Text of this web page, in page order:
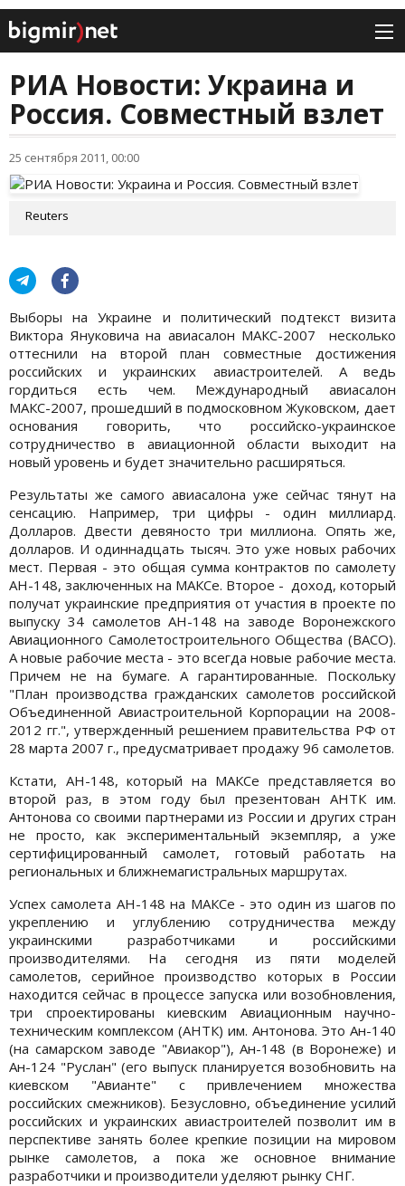
РИА Новости: Украина и
Россия. Совместный взлет
25 сентября 2011, 00:00
Reuters
Выборы на Украине и политический подтекст визита
Виктора Януковича на авиасалон МАКС-2007 несколько
оттеснили на второй план совместные достижения
российских и украинских авиастроителей. А ведь
гордиться есть чем. Международный авиасалон
МАКС-2007, прошедший в подмосковном Жуковском, дает
основания говорить, что российско-украинское
сотрудничество в авиационной области выходит на
новый уровень и будет значительно расширяться.
Результаты же самого авиасалона уже сейчас тянут на
сенсацию. Например, три цифры - один миллиард.
Долларов. Двести девяносто три миллиона. Опять же,
долларов. И одиннадцать тысяч. Это уже новых рабочих
мест. Первая - это общая сумма контрактов по самолету
АН-148, заключенных на МАКСе. Второе - доход, который
получат украинские предприятия от участия в проекте по
выпуску 34 самолетов АН-148 на заводе Воронежского
Авиационного Самолетостроительного Общества (ВАСО).
А новые рабочие места - это всегда новые рабочие места.
Причем не на бумаге. А гарантированные. Поскольку
"План производства гражданских самолетов российской
Объединенной Авиастроительной Корпорации на 2008-
2012 гг.", утвержденный решением правительства РФ от
28 марта 2007 г., предусматривает продажу 96 самолетов.
Кстати, АН-148, который на МАКСе представляется во
второй раз, в этом году был презентован АНТК им.
Антонова со своими партнерами из России и других стран
не просто, как экспериментальный экземпляр, а уже
сертифицированный самолет, готовый работать на
региональных и ближнемагистральных маршрутах.
Успех самолета АН-148 на МАКСе - это один из шагов по
укреплению и углублению сотрудничества между
украинскими разработчиками и российскими
производителями. На сегодня из пяти моделей
самолетов, серийное производство которых в России
находится сейчас в процессе запуска или возобновления,
три спроектированы киевским Авиационным научно-
техническим комплексом (АНТК) им. Антонова. Это Ан-140
(на самарском заводе "Авиакор"), Ан-148 (в Воронеже) и
Ан-124 "Руслан" (его выпуск планируется возобновить на
киевском "Авианте" с привлечением множества
российских смежников). Безусловно, объединение усилий
российских и украинских авиастроителей позволит им в
перспективе занять более крепкие позиции на мировом
рынке самолетов, а пока же основное внимание
разработчики и производители уделяют рынку СНГ.